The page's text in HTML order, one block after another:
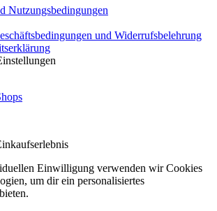
Nutzungsbedingungen
und Widerrufsbelehrung
Einwilligung verwenden wir Cookies
um dir ein personalisiertes